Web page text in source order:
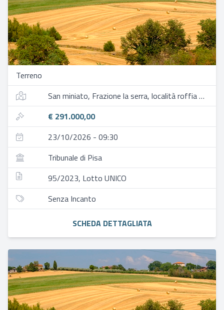
Terreno
San miniato, Frazione la serra, località roffia e la casaccia
€ 291.000,00
23/10/2026 - 09:30
Tribunale di Pisa
95/2023, Lotto UNICO
Senza Incanto
SCHEDA DETTAGLIATA